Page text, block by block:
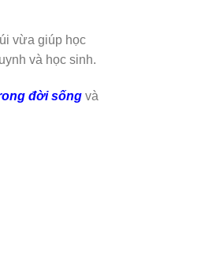
vừa giúp học
và học sinh.
đời sống và